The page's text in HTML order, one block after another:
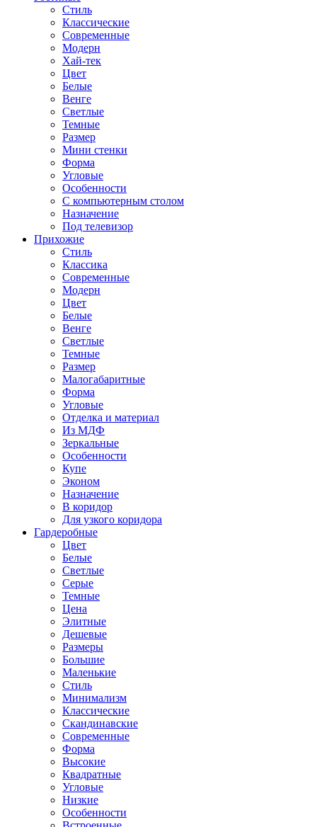
Стиль
Классические
Современные
Модерн
Хай-тек
Цвет
Белые
Венге
Светлые
Темные
Размер
Мини стенки
Форма
Угловые
Особенности
С компьютерным столом
Назначение
Под телевизор
Прихожие
Стиль
Классика
Современные
Модерн
Цвет
Белые
Венге
Светлые
Темные
Размер
Малогабаритные
Форма
Угловые
Отделка и материал
Из МДФ
Зеркальные
Особенности
Купе
Эконом
Назначение
В коридор
Для узкого коридора
Гардеробные
Цвет
Белые
Светлые
Серые
Темные
Цена
Элитные
Дешевые
Размеры
Большие
Маленькие
Стиль
Минимализм
Классические
Скандинавские
Современные
Форма
Высокие
Квадратные
Угловые
Низкие
Особенности